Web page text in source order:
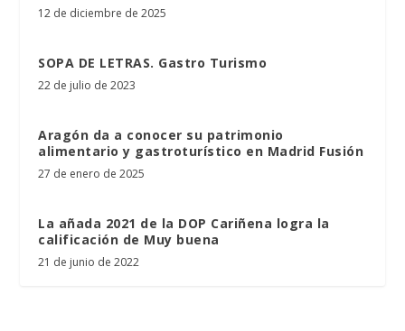
12 de diciembre de 2025
SOPA DE LETRAS. Gastro Turismo
22 de julio de 2023
Aragón da a conocer su patrimonio
alimentario y gastroturístico en Madrid Fusión
27 de enero de 2025
La añada 2021 de la DOP Cariñena logra la
calificación de Muy buena
21 de junio de 2022